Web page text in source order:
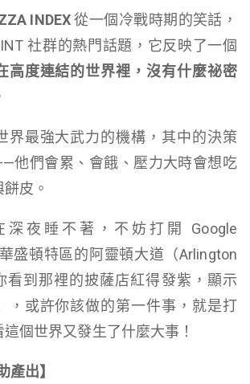
INDEX從一個冷戰時期的笑話，
社群的熱門話題，它反映了一個
高度連結的世界裡，沒有什麼祕密
界最強大武力的機構，其中的決策
他們會累、會餓、壓力大時會想吃
皮。
深夜睡不著，不妨打開 Google
盛頓特區的阿靈頓大道（Arlington
看到那裡的披薩店紅得發紫，顯示
，或許你該做的第一件事，就是打
個世界又發生了什麼大事！
產出】